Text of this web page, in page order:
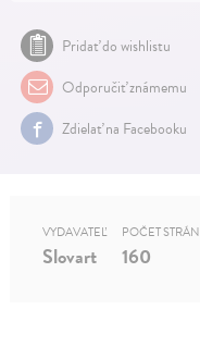
Pridať do wishlistu
Odporučiť známemu
Zdielať na Facebooku
VYDAVATEĽ
Slovart
POČET STRÁN
160